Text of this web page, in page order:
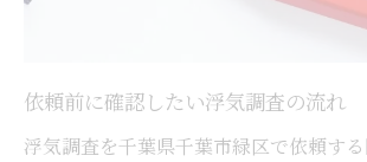
依頼前に確認したい浮気調査の流れ
浮気調査を千葉県千葉市緑区で依頼す